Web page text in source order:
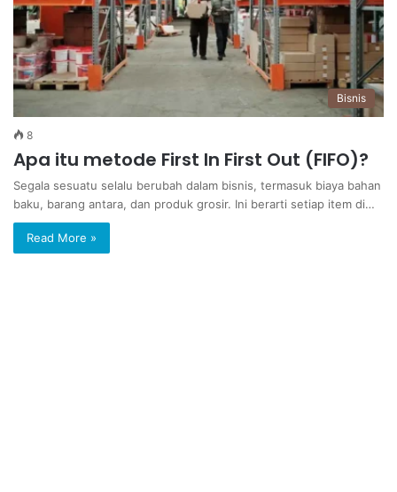
Bisnis
8
Apa itu metode First In First Out (FIFO)?
Segala sesuatu selalu berubah dalam bisnis, termasuk biaya bahan
baku, barang antara, dan produk grosir. Ini berarti setiap item di…
Read More »